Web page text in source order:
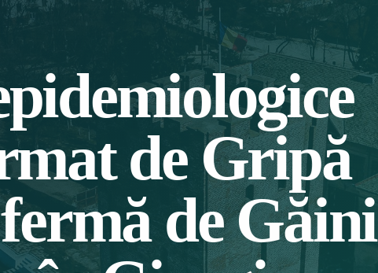
de Gripă
de Găini